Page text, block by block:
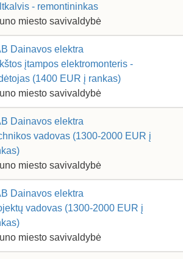
- remontininkas
miesto savivaldybė
Dainavos elektra
įtampos elektromonteris -
(1400 EUR į rankas)
miesto savivaldybė
Dainavos elektra
vadovas (1300-2000 EUR į
miesto savivaldybė
Dainavos elektra
vadovas (1300-2000 EUR į
miesto savivaldybė